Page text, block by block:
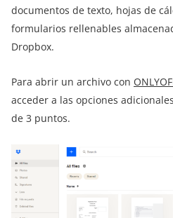
documentos de texto, hojas de
formularios rellenables
Dropbox.
Para abrir un archivo con
acceder a las opciones
de 3 puntos.